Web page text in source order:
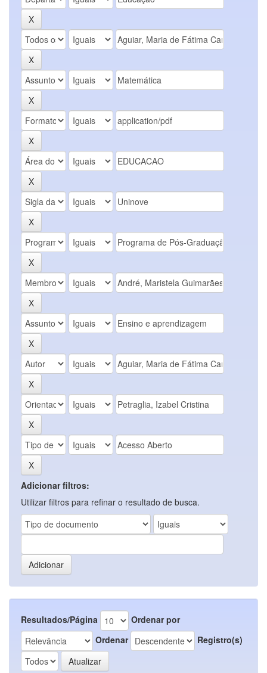
Adicionar filtros:
Utilizar filtros para refinar o resultado de busca.
Resultados/Página
Ordenar por
Ordenar
Registro(s)